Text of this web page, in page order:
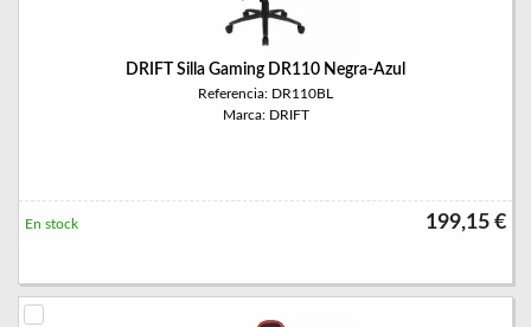
DRIFT Silla Gaming DR110 Negra-Azul
Referencia: DR110BL
Marca: DRIFT
199,15 €
En stock